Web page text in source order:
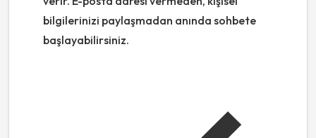
bilgilerinizi paylaşmadan anında sohbete
başlayabilirsiniz.